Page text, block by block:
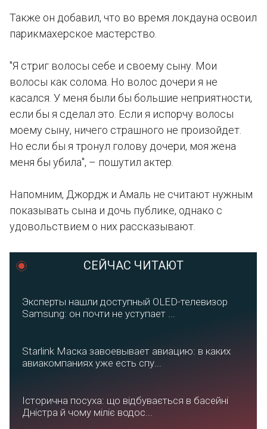
Также он добавил, что во время локдауна освоил
парикмахерское мастерство.
"Я стриг волосы себе и своему сыну. Мои
волосы как солома. Но волос дочери я не
касался. У меня были бы большие неприятности,
если бы я сделал это. Если я испорчу волосы
моему сыну, ничего страшного не произойдет.
Но если бы я тронул голову дочери, моя жена
меня бы убила", – пошутил актер.
Напомним, Джордж и Амаль не считают нужным
показывать сына и дочь публике, однако с
удовольствием о них рассказывают.
СЕЙЧАС ЧИТАЮТ
Эксперты нашли доступный OLED-телевизор
Samsung: он почти не уступает ...
Starlink Маска завоевывает авиацию: в каких
авиакомпаниях уже есть спу...
Історична посуха: що відбувається в басейні
Дністра й чому міліє водос...